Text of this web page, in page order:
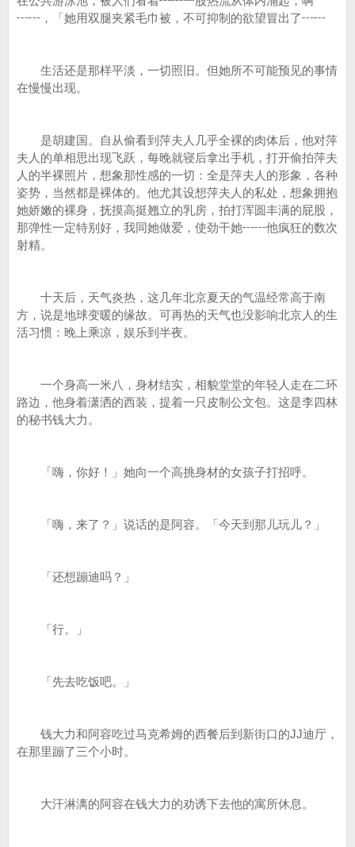
┅┅，「她用双腿夹紧毛巾被，不可抑制的欲望冒出了┅┅
生活还是那样平淡，一切照旧。但她所不可能预见的事情
在慢慢出现。
是胡建国。自从偷看到萍夫人几乎全裸的肉体后，他对萍
夫人的单相思出现飞跃，每晚就寝后拿出手机，打开偷拍萍夫
人的半裸照片，想象那性感的一切：全是萍夫人的形象，各种
姿势，当然都是裸体的。他尤其设想萍夫人的私处，想象拥抱
她娇嫩的裸身，抚摸高挺翘立的乳房，拍打浑圆丰满的屁股，
那弹性一定特别好，我同她做爱，使劲干她┅┅他疯狂的数次
射精。
十天后，天气炎热，这几年北京夏天的气温经常高于南
方，说是地球变暖的缘故。可再热的天气也没影响北京人的生
活习惯：晚上乘凉，娱乐到半夜。
一个身高一米八，身材结实，相貌堂堂的年轻人走在二环
路边，他身着潇洒的西装，提着一只皮制公文包。这是李四林
的秘书钱大力。
「嗨，你好！」她向一个高挑身材的女孩子打招呼。
「嗨，来了？」说话的是阿容。「今天到那儿玩儿？」
「还想蹦迪吗？」
「行。」
「先去吃饭吧。」
钱大力和阿容吃过马克希姆的西餐后到新街口的JJ迪厅，
在那里蹦了三个小时。
大汗淋漓的阿容在钱大力的劝诱下去他的寓所休息。